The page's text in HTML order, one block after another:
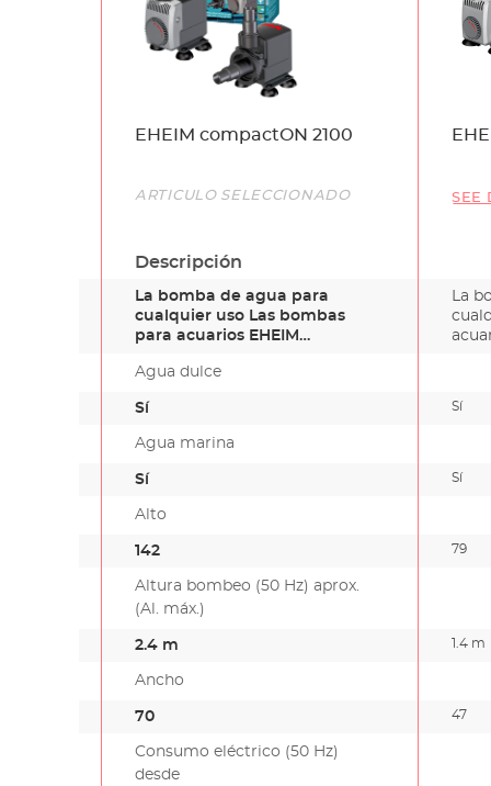
Name
EHEIM compactON 2100
Link
ARTÍCULO SELECCIONADO SEE
Descripción
La bomba de agua para
cualquier uso Las bombas
para acuarios EHEIM
La
Agua dulce
Sí Sí
Agua marina
Sí Sí
Alto
142 79
Altura bombeo (50 Hz) aprox.
(Al. máx.)
2.4 m 1.4 m
Ancho
70 47
Consumo eléctrico (50 Hz)
desde